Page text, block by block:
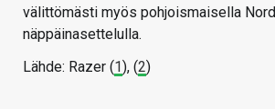
välittömästi myös pohjoismaisella
näppäinasettelulla.
Lähde: Razer (1), (2)